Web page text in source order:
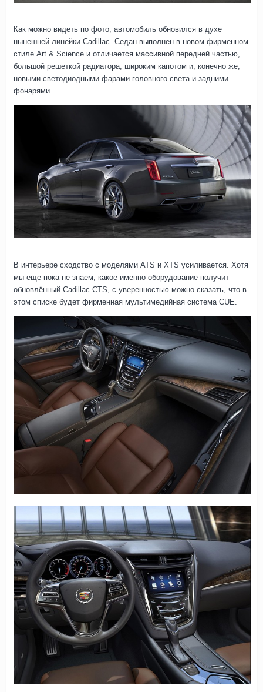
Как можно видеть по фото, автомобиль обновился в духе
нынешней линейки Cadillac. Седан выполнен в новом фирменном
стиле Art & Science и отличается массивной передней частью,
большой решеткой радиатора, широким капотом и, конечно же,
новыми светодиодными фарами головного света и задними
фонарями.
В интерьере сходство с моделями ATS и XTS усиливается. Хотя
мы еще пока не знаем, какое именно оборудование получит
обновлённый Cadillac CTS, с уверенностью можно сказать, что в
этом списке будет фирменная мультимедийная система CUE.